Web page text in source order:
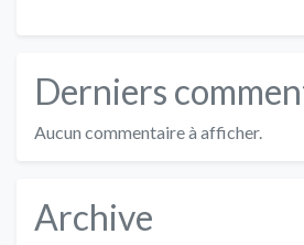
Derniers
Aucun commentaire à afficher.
Archive